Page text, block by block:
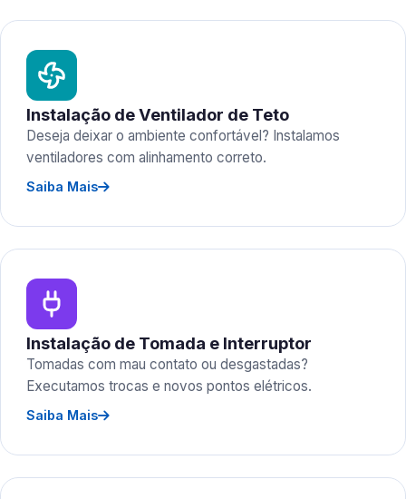
Instalação de Ventilador de Teto
Deseja deixar o ambiente confortável? Instalamos
ventiladores com alinhamento correto.
Saiba Mais
Instalação de Tomada e Interruptor
Tomadas com mau contato ou desgastadas?
Executamos trocas e novos pontos elétricos.
Saiba Mais